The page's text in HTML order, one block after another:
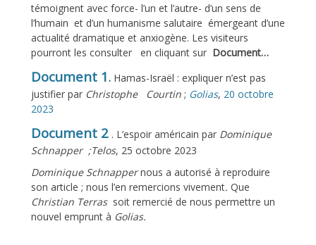
témoignent avec force- l’un et l’autre- d’un sens de
l’humain et d’un humanisme salutaire émergeant d’une
actualité dramatique et anxiogène. Les visiteurs
pourront les consulter en cliquant sur Document…
Document 1. Hamas-Israël : expliquer n’est pas
justifier par Christophe Courtin ; Golias, 20 octobre
2023
Document 2 . L’espoir américain par Dominique
Schnapper ;Telos, 25 octobre 2023
Dominique Schnappernous a autorisé à reproduire
son article ; nous l’en remercions vivement. Que
Christian Terrassoit remercié de nous permettre un
nouvel emprunt à Golias.